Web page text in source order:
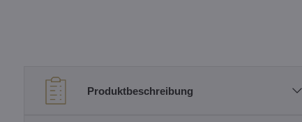
Produktbeschreibung